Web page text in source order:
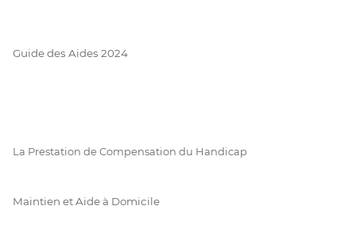
Guide des Aides 2024
La Prestation de Compensation du Handicap
Maintien et Aide à Domicile